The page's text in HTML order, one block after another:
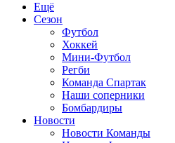
Ещё
Сезон
Футбол
Хоккей
Мини-Футбол
Регби
Команда Спартак
Наши соперники
Бомбардиры
Новости
Новости Команды